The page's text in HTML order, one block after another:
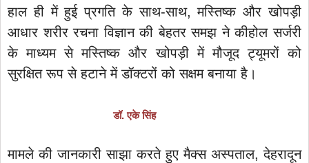
हाल ही में हुई प्रगति के साथ-साथ, मस्तिष्क और खोपड़ी
आधार शरीर रचना विज्ञान की बेहतर समझ ने कीहोल सर्जरी
के माध्यम से मस्तिष्क और खोपड़ी में मौजूद ट्यूमरों को
सुरक्षित रूप से हटाने में डॉक्टरों को सक्षम बनाया है।
डॉ. एके सिंह
मामले की जानकारी साझा करते हुए मैक्स अस्पताल, देहरादून